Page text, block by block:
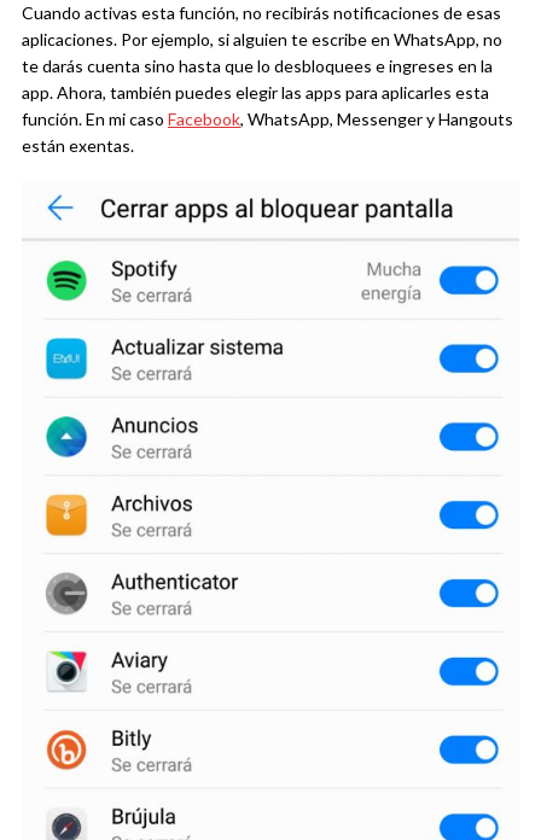
Cuando activas esta función, no recibirás notificaciones de esas
aplicaciones. Por ejemplo, si alguien te escribe en WhatsApp, no
te darás cuenta sino hasta que lo desbloquees e ingreses en la
app. Ahora, también puedes elegir las apps para aplicarles esta
función. En mi caso Facebook, WhatsApp, Messenger y Hangouts
están exentas.